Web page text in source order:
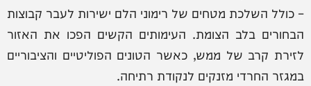
– כולל השלכת מטחים של רימוני הלם ישירות לעבר קבוצות
הבחורים בלב הצומת. העימותים הקשים הפכו את האזור
לזירת קרב של ממש, כאשר הטונים הפוליטיים והציבוריים
במגזר החרדי מזנקים לנקודת רתיחה.